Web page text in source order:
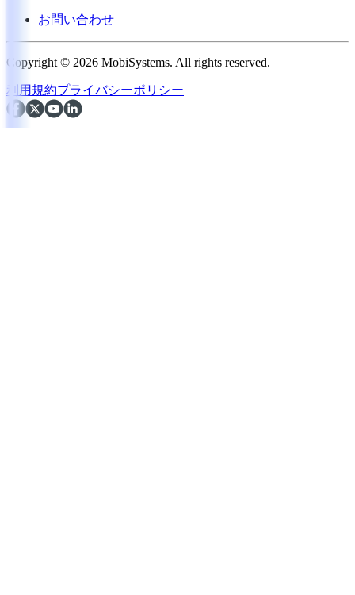
お問い合わせ
Copyright © 2026 MobiSystems. All rights reserved.
利用規約プライバシーポリシー